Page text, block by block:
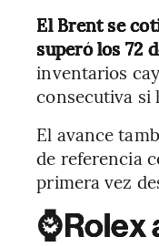
El Brent se
superó los 72
inventarios
consecutiva si
El avance
de referencia
primera vez
⌚Rolex